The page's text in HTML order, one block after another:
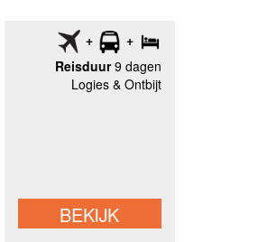
Reisduur9 dagen
Logies & Ontbijt
BEKIJK